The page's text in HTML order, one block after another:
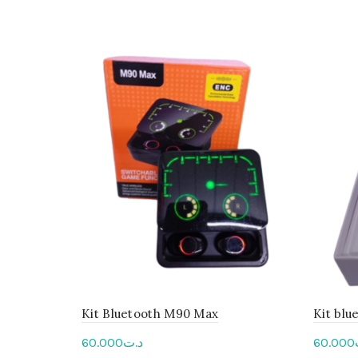
Kit Bluetooth M90 Max
د.ت60.000
Kit
60.000